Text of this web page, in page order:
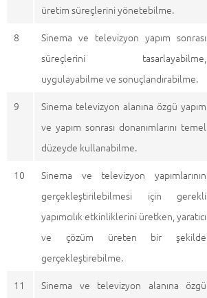
üretim süreçlerini yönetebilme.
8
Sinema ve televizyon yapım sonrası
süreçlerini tasarlayabilme,
uygulayabilme ve sonuçlandırabilme.
9
Sinema televizyon alanına özgü yapım
ve yapım sonrası donanımlarını temel
düzeyde kullanabilme.
10
Sinema ve televizyon yapımlarının
gerçekleştirilebilmesi için gerekli
yapımcılık etkinliklerini üretken, yaratıcı
ve çözüm üreten bir şekilde
gerçekleştirebilme.
11
Sinema ve televizyon alanına özgü